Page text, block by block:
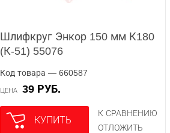
Шлифкруг Энкор 150 мм К180
(К-51) 55076
Код товара — 660587
ЦЕНА 39 РУБ.
КУПИТЬ
К СРАВНЕНИЮ
ОТЛОЖИТЬ